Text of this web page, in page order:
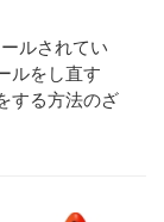
ルされてい
ルをし直す
する方法のざ